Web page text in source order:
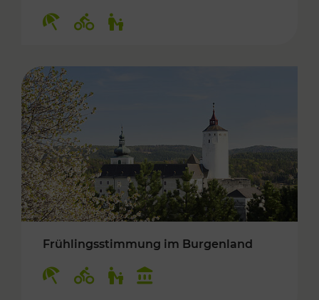
Frühlingsstimmung im Burgenland